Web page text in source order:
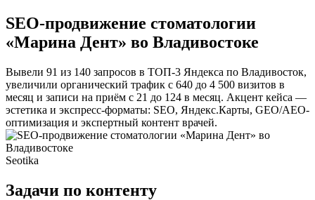
SEO-продвижение стоматологии
«Марина Дент» во Владивостоке
Вывели 91 из 140 запросов в ТОП-3 Яндекса по Владивосток,
увеличили органический трафик с 640 до 4 500 визитов в
месяц и записи на приём с 21 до 124 в месяц. Акцент кейса —
эстетика и экспресс-форматы: SEO, Яндекс.Карты, GEO/AEO-
оптимизация и экспертный контент врачей.
Seotika
Задачи по контенту